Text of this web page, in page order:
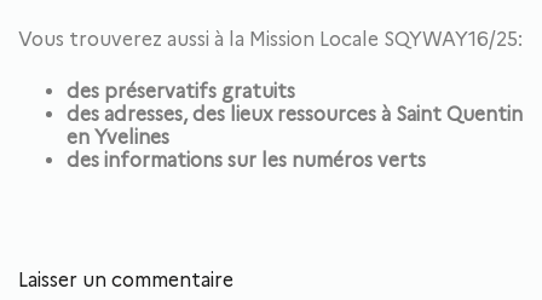
Vous trouverez aussi à la Mission Locale SQYWAY16/25:
des préservatifs gratuits
des adresses, des lieux ressources à Saint Quentin
en Yvelines
des informations sur les numéros verts
Laisser un commentaire